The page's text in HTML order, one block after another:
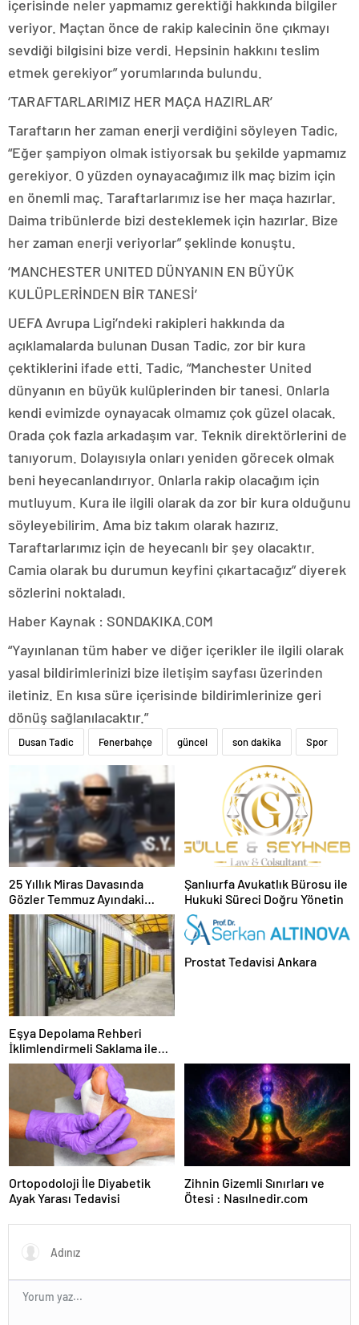
içerisinde neler yapmamız gerektiği hakkında bilgiler
veriyor. Maçtan önce de rakip kalecinin öne çıkmayı
sevdiği bilgisini bize verdi. Hepsinin hakkını teslim
etmek gerekiyor” yorumlarında bulundu.
‘TARAFTARLARIMIZ HER MAÇA HAZIRLAR’
Taraftarın her zaman enerji verdiğini söyleyen Tadic,
“Eğer şampiyon olmak istiyorsak bu şekilde yapmamız
gerekiyor. O yüzden oynayacağımız ilk maç bizim için
en önemli maç. Taraftarlarımız ise her maça hazırlar.
Daima tribünlerde bizi desteklemek için hazırlar. Bize
her zaman enerji veriyorlar” şeklinde konuştu.
‘MANCHESTER UNITED DÜNYANIN EN BÜYÜK
KULÜPLERİNDEN BİR TANESİ’
UEFA Avrupa Ligi’ndeki rakipleri hakkında da
açıklamalarda bulunan Dusan Tadic, zor bir kura
çektiklerini ifade etti. Tadic, “Manchester United
dünyanın en büyük kulüplerinden bir tanesi. Onlarla
kendi evimizde oynayacak olmamız çok güzel olacak.
Orada çok fazla arkadaşım var. Teknik direktörlerini de
tanıyorum. Dolayısıyla onları yeniden görecek olmak
beni heyecanlandırıyor. Onlarla rakip olacağım için
mutluyum. Kura ile ilgili olarak da zor bir kura olduğunu
söyleyebilirim. Ama biz takım olarak hazırız.
Taraftarlarımız için de heyecanlı bir şey olacaktır.
Camia olarak bu durumun keyfini çıkartacağız” diyerek
sözlerini noktaladı.
Haber Kaynak : SONDAKIKA.COM
“Yayınlanan tüm haber ve diğer içerikler ile ilgili olarak
yasal bildirimlerinizi bize iletişim sayfası üzerinden
iletiniz. En kısa süre içerisinde bildirimlerinize geri
dönüş sağlanılacaktır.”
Dusan Tadic Fenerbahçe güncel son dakika Spor
25 Yıllık Miras Davasında
Gözler Temmuz Ayındaki
Karar Duruşmasına Çevrildi
Şanlıurfa Avukatlık Bürosu ile
Hukuki Süreci Doğru Yönetin
Eşya Depolama Rehberi
İklimlendirmeli Saklama ile
Güvenli Kullanım
Prostat Tedavisi Ankara
Ortopodoloji İle Diyabetik
Ayak Yarası Tedavisi
Zihnin Gizemli Sınırları ve
Ötesi : Nasılnedir.com